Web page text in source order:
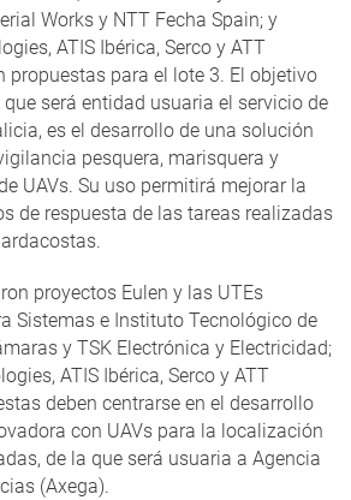
Works y NTT Fecha Spain; y
ATIS Ibérica, Serco y ATT
propuestas para el lote 3. El objetivo
será entidad usuaria el servicio de
es el desarrollo de una solución
pesquera, marisquera y
UAVs. Su uso permitirá mejorar la
de respuesta de las tareas realizadas
proyectos Eulen y las UTEs
Sistemas e Instituto Tecnológico de
y TSK Electrónica y Electricidad;
ATIS Ibérica, Serco y ATT
deben centrarse en el desarrollo
con UAVs para la localización
de la que será usuaria a Agencia
(Axega).